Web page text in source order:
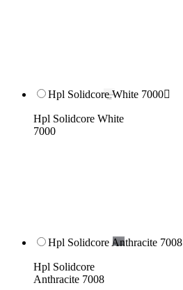
Hpl Solidcore White 7000
Hpl Solidcore White
7000
Hpl Solidcore Anthracite 7008
Hpl Solidcore
Anthracite 7008